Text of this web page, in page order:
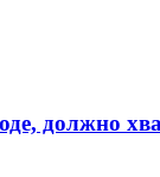
должно